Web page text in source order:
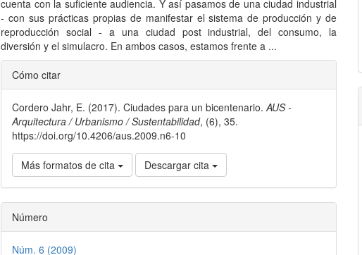
cuenta con la suficiente audiencia. Y así pasamos de una ciudad industrial
- con sus prácticas propias de manifestar el sistema de producción y de
reproducción social - a una ciudad post industrial, del consumo, la
diversión y el simulacro. En ambos casos, estamos frente a ...
Detalles
del
artículo
Cómo citar
Cordero Jahr, E. (2017). Ciudades para un bicentenario.AUS -
Arquitectura / Urbanismo / Sustentabilidad, (6), 35.
https://doi.org/10.4206/aus.2009.n6-10
Más formatos de cita Descargar cita
Número
Núm. 6 (2009)